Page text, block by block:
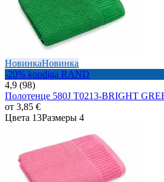
НовинкаНовинка
-20% koodiga RAND
4,9 (98)
Полотенце 580J T0213-BRIGHT
от 3,85 €
Цвета 13Размеры 4